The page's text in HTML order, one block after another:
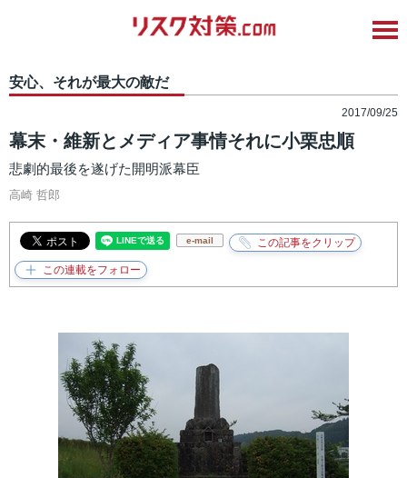
安心、それが最大の敵だ
2017/09/25
幕末・維新とメディア事情それに小栗忠順
悲劇的最後を遂げた開明派幕臣
高崎 哲郎
e-mail